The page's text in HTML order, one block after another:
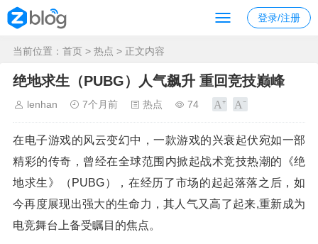
登录/注册
当前位置： 首页 > 热点 > 正文内容
绝地求生（PUBG）人气飙升 重回竞技巅峰
lenhan 7个月前 热点 74
在电子游戏的风云变幻中，一款游戏的兴衰起伏宛如一部
精彩的传奇，曾经在全球范围内掀起战术竞技热潮的《绝
地求生》（PUBG），在经历了市场的起起落落之后，如
今再度展现出强大的生命力，其人气又高了起来,重新成为
电竞舞台上备受瞩目的焦点。